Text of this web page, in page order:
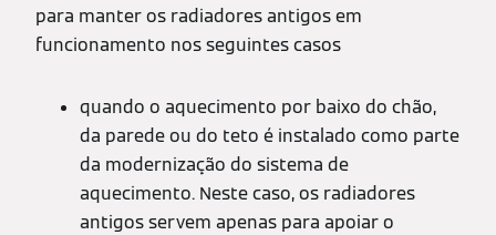
para manter os radiadores antigos em
funcionamento nos seguintes casos
quando o aquecimento por baixo do chão,
da parede ou do teto é instalado como parte
da modernização do sistema de
aquecimento. Neste caso, os radiadores
antigos servem apenas para apoiar o